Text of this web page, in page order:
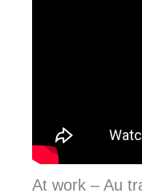
At work – Au